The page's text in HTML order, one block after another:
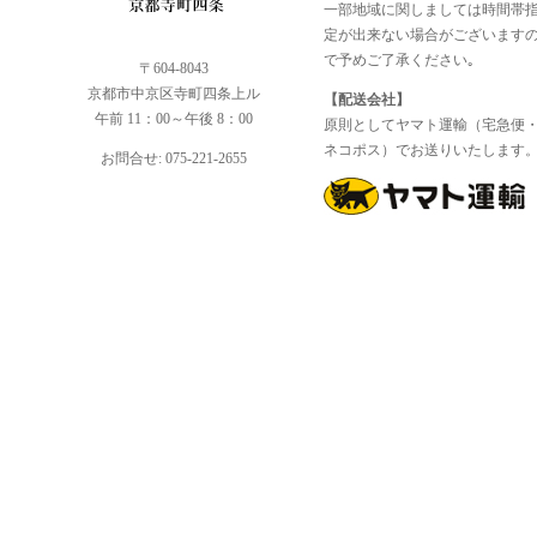
〒604-8043
京都市中京区寺町四条上ル
午前 11：00～午後 8：00
お問合せ: 075-221-2655
一部地域に関しましては時間帯
定が出来ない場合がございます
で予めご了承ください｡
【配送会社】
原則としてヤマト運輸（宅急便
ネコポス）でお送りいたします